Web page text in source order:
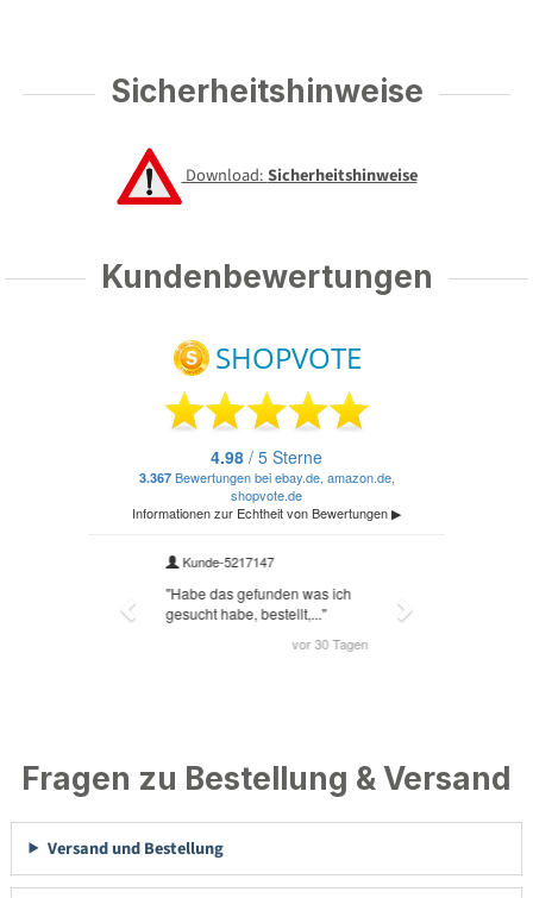
Sicherheitshinweise
Download:Sicherheitshinweise
Kundenbewertungen
Fragen zu Bestellung & Versand
Versand und Bestellung